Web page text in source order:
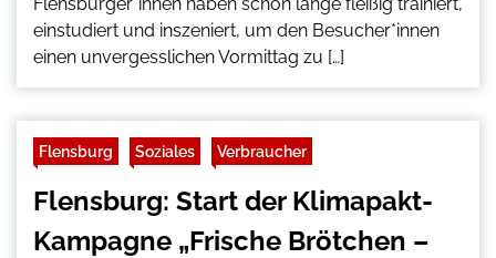
einstudiert und inszeniert, um den Besucher*innen
einen unvergesslichen Vormittag zu […]
Flensburg Soziales Verbraucher
Flensburg: Start der Klimapakt-
Kampagne „Frische Brötchen –